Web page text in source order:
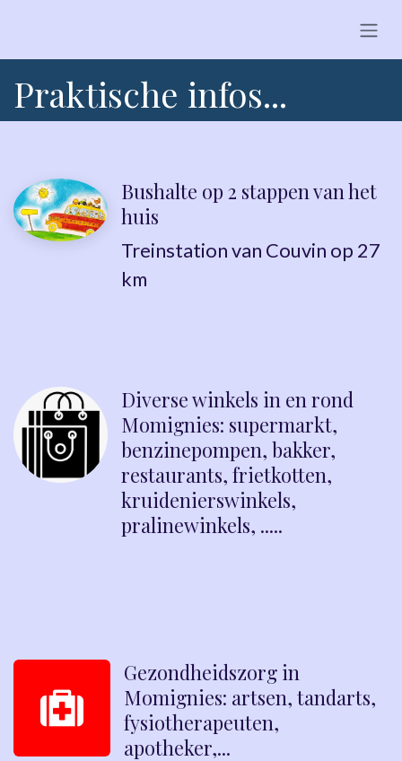
Praktische infos...
Bushalte op 2 stappen van het
huis
Treinstation van Couvin op 27
km
Diverse winkels in en rond
Momignies: supermarkt,
benzinepompen, bakker,
restaurants, frietkotten,
kruidenierswinkels,
pralinewinkels, .....
Gezondheidszorg in
Momignies: artsen, tandarts,
fysiotherapeuten,
apotheker,...